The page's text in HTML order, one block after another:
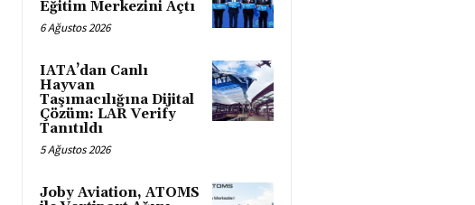
Eğitim Merkezini Açtı
6 Ağustos 2026
IATA’dan Canlı
Hayvan
Taşımacılığına Dijital
Çözüm: LAR Verify
Tanıtıldı
5 Ağustos 2026
Joby Aviation, ATOMS